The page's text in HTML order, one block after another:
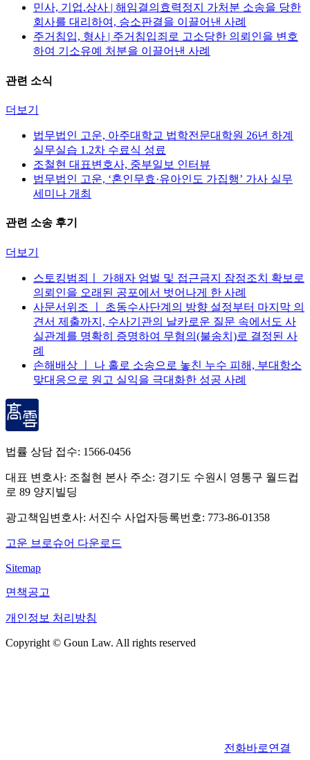
민사, 기업.상사 | 해임결의효력정지 가처분 소송을 당한
회사를 대리하여, 승소판결을 이끌어낸 사례
주거침입, 형사 | 주거침입죄로 고소당한 의뢰인을 변호
하여 기소유예 처분을 이끌어낸 사례
관련 소식
더보기
법무법인 고운, 아주대학교 법학전문대학원 26년 하계
실무실습 1.2차 수료식 성료
조철현 대표변호사, 중부일보 인터뷰
법무법인 고운, ‘혼인무효·유아인도 가집행’ 가사 실무
세미나 개최
관련 소송 후기
더보기
스토킹범죄ㅣ 가해자 엄벌 및 접근금지 잠정조치 확보로
의뢰인을 오래된 공포에서 벗어나게 한 사례
사문서위조 ㅣ 초동수사단계의 방향 설정부터 마지막 의
견서 제출까지, 수사기관의 날카로운 질문 속에서도 사
실관계를 명확히 증명하여 무혐의(불송치)로 결정된 사
례
손해배상 ㅣ 나 홀로 소송으로 놓친 누수 피해, 부대항소
맞대응으로 원고 실익을 극대화한 성공 사례
법률 상담 접수: 1566-0456
대표 변호사: 조철현 본사 주소: 경기도 수원시 영통구 월드컵
로 89 양지빌딩
광고책임변호사: 서진수 사업자등록번호: 773-86-01358
고운 브로슈어 다운로드
Sitemap
면책공고
개인정보 처리방침
Copyright © Goun Law. All rights reserved
전화바로연결